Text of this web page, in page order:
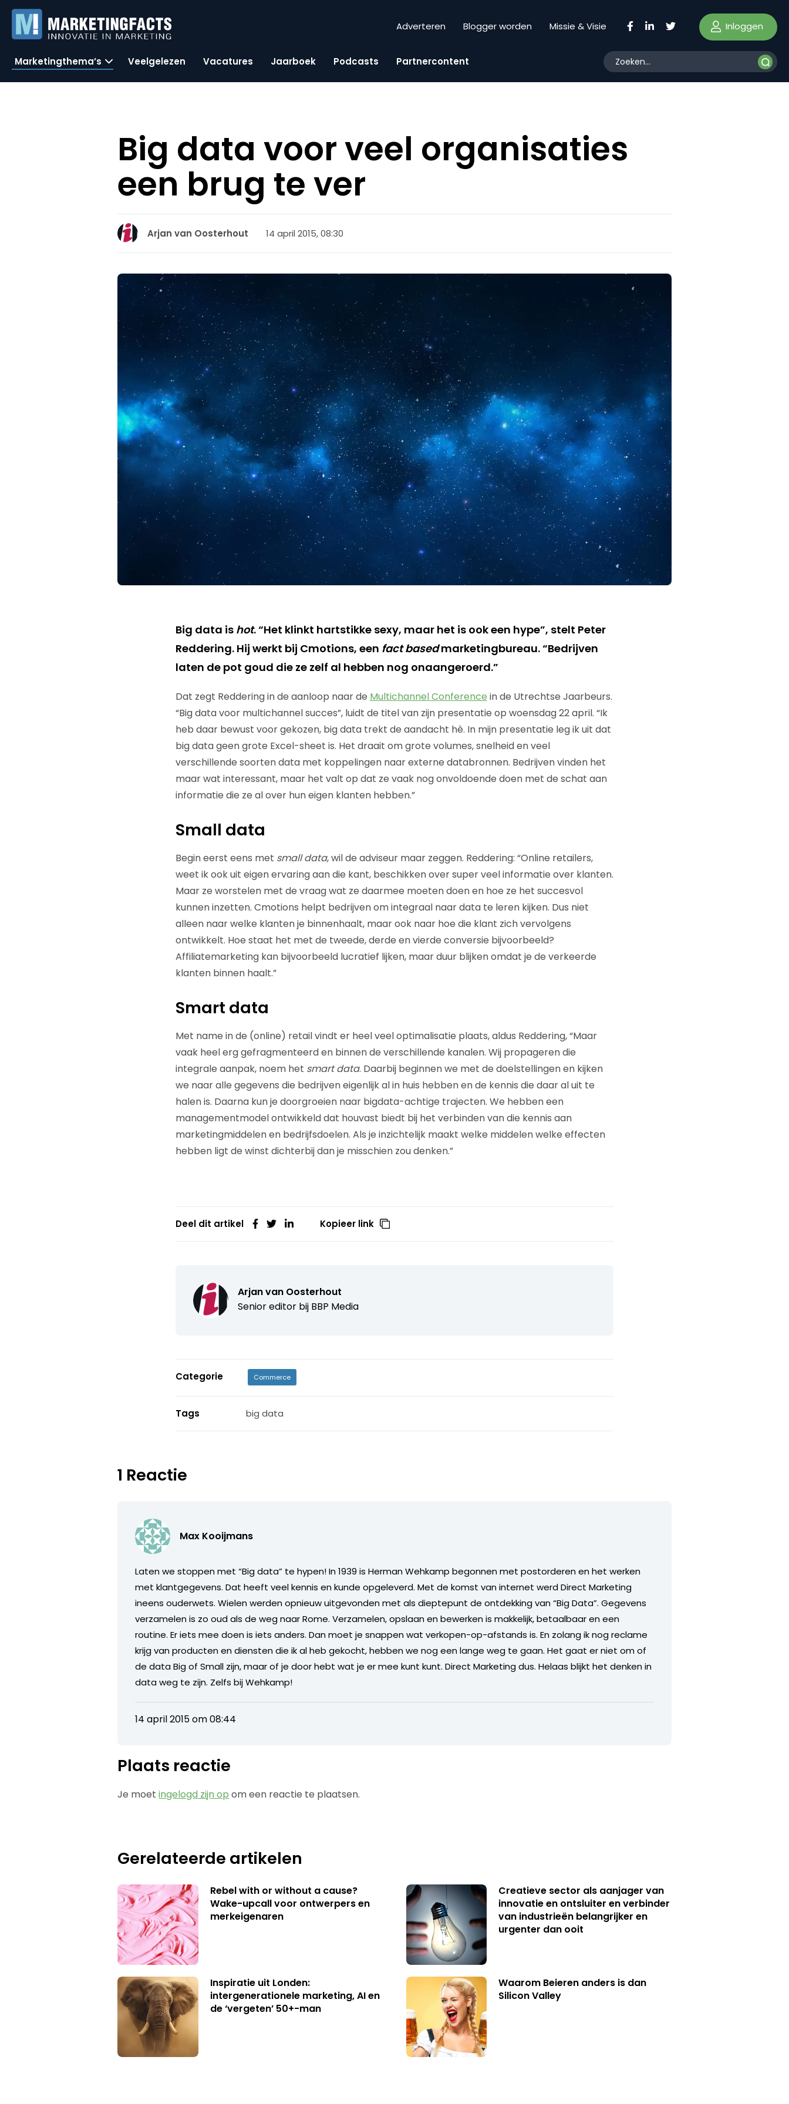
Adverteren Blogger worden Missie & Visie Inloggen
Marketingthema’s Veelgelezen Vacatures Jaarboek Podcasts Partnercontent
Big data voor veel organisaties
een brug te ver
Arjan van Oosterhout 14 april 2015, 08:30
Big data is hot. “Het klinkt hartstikke sexy, maar het is ook een hype”, stelt Peter
Reddering. Hij werkt bij Cmotions, een fact basedmarketingbureau. “Bedrijven
laten de pot goud die ze zelf al hebben nog onaangeroerd.”
Dat zegt Reddering in de aanloop naar de Multichannel Conference in de Utrechtse Jaarbeurs.
“Big data voor multichannel succes”, luidt de titel van zijn presentatie op woensdag 22 april. “Ik
heb daar bewust voor gekozen, big data trekt de aandacht hè. In mijn presentatie leg ik uit dat
big data geen grote Excel-sheet is. Het draait om grote volumes, snelheid en veel
verschillende soorten data met koppelingen naar externe databronnen. Bedrijven vinden het
maar wat interessant, maar het valt op dat ze vaak nog onvoldoende doen met de schat aan
informatie die ze al over hun eigen klanten hebben.”
Small data
Begin eerst eens met small data, wil de adviseur maar zeggen. Reddering: “Online retailers,
weet ik ook uit eigen ervaring aan die kant, beschikken over super veel informatie over klanten.
Maar ze worstelen met de vraag wat ze daarmee moeten doen en hoe ze het succesvol
kunnen inzetten. Cmotions helpt bedrijven om integraal naar data te leren kijken. Dus niet
alleen naar welke klanten je binnenhaalt, maar ook naar hoe die klant zich vervolgens
ontwikkelt. Hoe staat het met de tweede, derde en vierde conversie bijvoorbeeld?
Affiliatemarketing kan bijvoorbeeld lucratief lijken, maar duur blijken omdat je de verkeerde
klanten binnen haalt.”
Smart data
Met name in de (online) retail vindt er heel veel optimalisatie plaats, aldus Reddering, “Maar
vaak heel erg gefragmenteerd en binnen de verschillende kanalen. Wij propageren die
integrale aanpak, noem het smart data. Daarbij beginnen we met de doelstellingen en kijken
we naar alle gegevens die bedrijven eigenlijk al in huis hebben en de kennis die daar al uit te
halen is. Daarna kun je doorgroeien naar bigdata-achtige trajecten. We hebben een
managementmodel ontwikkeld dat houvast biedt bij het verbinden van die kennis aan
marketingmiddelen en bedrijfsdoelen. Als je inzichtelijk maakt welke middelen welke effecten
hebben ligt de winst dichterbij dan je misschien zou denken.”
Deel dit artikel Kopieer link
Arjan van Oosterhout
Senior editor bij BBP Media
Categorie Commerce
Tags big data
1 Reactie
Max Kooijmans
Laten we stoppen met “Big data” te hypen! In 1939 is Herman Wehkamp begonnen met postorderen en het werken
met klantgegevens. Dat heeft veel kennis en kunde opgeleverd. Met de komst van internet werd Direct Marketing
ineens ouderwets. Wielen werden opnieuw uitgevonden met als dieptepunt de ontdekking van “Big Data”. Gegevens
verzamelen is zo oud als de weg naar Rome. Verzamelen, opslaan en bewerken is makkelijk, betaalbaar en een
routine. Er iets mee doen is iets anders. Dan moet je snappen wat verkopen-op-afstands is. En zolang ik nog reclame
krijg van producten en diensten die ik al heb gekocht, hebben we nog een lange weg te gaan. Het gaat er niet om of
de data Big of Small zijn, maar of je door hebt wat je er mee kunt kunt. Direct Marketing dus. Helaas blijkt het denken in
data weg te zijn. Zelfs bij Wehkamp!
14 april 2015 om 08:44
Plaats reactie
Je moetingelogd zijn op om een reactie te plaatsen.
Gerelateerde artikelen
Rebel with or without a cause?
Wake-upcall voor ontwerpers en
merkeigenaren
Creatieve sector als aanjager van
innovatie en ontsluiter en verbinder
van industrieën belangrijker en
urgenter dan ooit
Inspiratie uit Londen:
intergenerationele marketing, AI en
de ‘vergeten’ 50+-man
Waarom Beieren anders is dan
Silicon Valley